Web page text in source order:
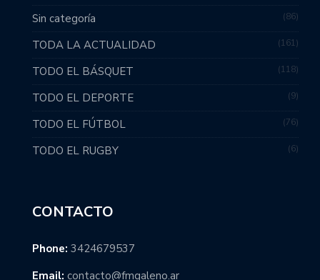
Sin categoría 86
TODA LA ACTUALIDAD 161
TODO EL BÁSQUET 118
TODO EL DEPORTE 9
TODO EL FÚTBOL 76
TODO EL RUGBY 6
CONTACTO
Phone: 3424679537
Email: contacto@fmgaleno.ar